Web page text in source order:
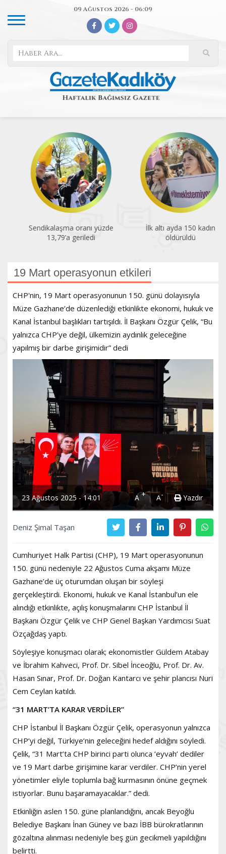
09 Ağustos 2026 - 06:09
Sendikalaşma oranı yüzde
13,79’a geriledi
İlk altı ayda 150 kadın
öldürüldü
19 Mart operasyonun etkileri
CHP'nin, 19 Mart operasyonunun 150. günü dolayısıyla
Müze Gazhane’de düzenlediği etkinlikte ekonomi, hukuk ve
Kanal İstanbul başlıkları tartışıldı. İl Başkanı Özgür Çelik, “Bu
yalnızca CHP’ye değil, ülkemizin aydınlık geleceğine
yapılmış bir darbe girişimidir” dedi
23 Ağustos 2025 - 14:01 A+ A- Yazdır
Deniz Şimal Taşan
Cumhuriyet Halk Partisi (CHP), 19 Mart operasyonunun
150. günü nedeniyle 22 Ağustos Cuma akşamı Müze
Gazhane’de üç oturumdan oluşan bir söyleşi
gerçekleştirdi. Ekonomi, hukuk ve Kanal İstanbul’un ele
alındığı etkinlikte, açılış konuşmalarını CHP İstanbul İl
Başkanı Özgür Çelik ve CHP Genel Başkan Yardımcısı Suat
Özçağdaş yaptı.
Söyleşiye konuşmacı olarak; ekonomistler Güldem Atabay
ve İbrahim Kahveci, Prof. Dr. Sibel İnceoğlu, Prof. Dr. Av.
Hasan Sınar, Prof. Dr. Doğan Kantarcı ve şehir plancısı Nuri
Cem Ceylan katıldı.
“31 MART’TA KARAR VERDİLER”
CHP İstanbul İl Başkanı Özgür Çelik, operasyonun yalnızca
CHP’yi değil, Türkiye’nin geleceğini hedef aldığını söyledi.
Çelik, “31 Mart’ta CHP birinci parti olunca ‘eyvah’ dediler
ve 19 Mart darbe girişimine karar verdiler. CHP’nin yerel
yönetimler eliyle toplumla bağ kurmasının önüne geçmek
istiyorlar. Bunu başaramayacaklar.” dedi.
Etkinliğin aslen 150. güne planlandığını, ancak Beyoğlu
Belediye Başkanı İnan Güney ve bazı İBB bürokratlarının
gözaltına alınması nedeniyle beş gün gecikmeli yapıldığını
belirtti.